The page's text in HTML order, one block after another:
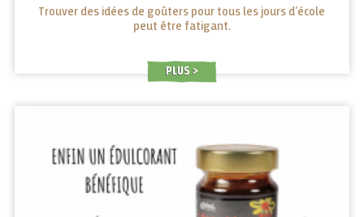
Trouver des idées de goûters pour tous les jours d'école
peut être fatigant.
PLUS